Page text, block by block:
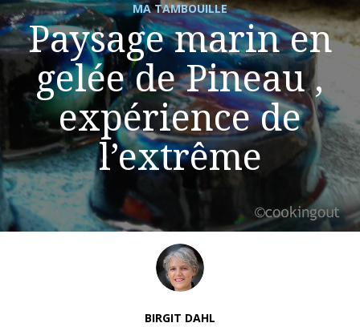
MA TAMBOUILLE
Paysage marin en
gelée de Pineau ,
expérience de
l’extrême
BIRGIT DAHL